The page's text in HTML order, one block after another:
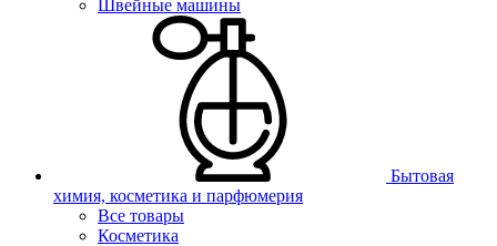
Швейные машины
Бытовая
химия, косметика и парфюмерия
Все товары
Косметика